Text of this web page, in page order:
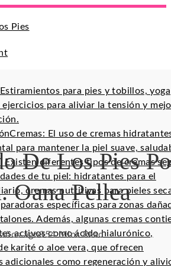
Estiramientos para pies y tobillos, yoga
ejercicios para aliviar la tensión y
Cremas: El uso de cremas
para mantener la piel suave,
Existen diferentes tipos de cremas
de tu piel: hidratantes para el
cremas nutritivas para pieles
específicas para zonas
Además, algunas cremas
activos como ácido hialurónico,
karité o aloe vera, que ofrecen
adicionales como regeneración y
De Los Pies
Oana Pellea
ago854 Mins Read